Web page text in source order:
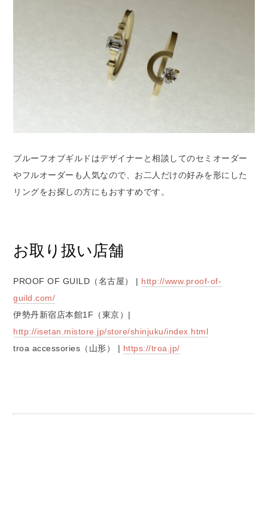
プルーフオブギルドはデザイナーと相談してのセミオーダー
やフルオーダーも人気なので、お二人だけの好みを形にした
リングをお探しの方にもおすすめです。
お取り扱い店舗
PROOF OF GUILD（名古屋） | http://www.proof-of-
guild.com/
伊勢丹新宿店本館1F（東京）|
http://isetan.mistore.jp/store/shinjuku/index.html
troa accessories（山形） | https://troa.jp/